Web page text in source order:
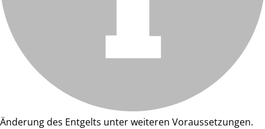
Änderung des Entgelts unter weiteren Voraussetzungen.